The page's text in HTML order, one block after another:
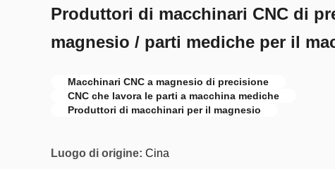
Produttori di macchinari CNC di
magnesio / parti mediche per il
Macchinari CNC a magnesio di precisione
CNC che lavora le parti a macchina mediche
Produttori di macchinari per il magnesio
Luogo di origine: Cina